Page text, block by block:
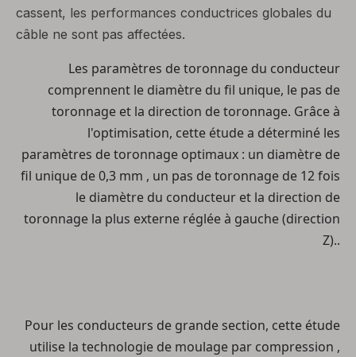
cassent, les performances conductrices globales du
câble ne sont pas affectées.
Les paramètres de toronnage du conducteur
comprennent le diamètre du fil unique, le pas de
toronnage et la direction de toronnage. Grâce à
l'optimisation, cette étude a déterminé les
paramètres de toronnage optimaux : un diamètre de
fil unique de 0,3 mm , un pas de toronnage de 12 fois
le diamètre du conducteur et la direction de
toronnage la plus externe réglée à gauche (direction
Z)..
Pour les conducteurs de grande section, cette étude
utilise la technologie de moulage par compression ,